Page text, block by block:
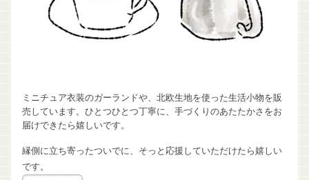
ミニチュア衣装のガーランドや、北欧生地を使った生活小物を販
売しています。ひとつひとつ丁寧に、手づくりのあたたかさをお
届けできたら嬉しいです。
縁側に立ち寄ったついでに、そっと応援していただけたら嬉しい
です。